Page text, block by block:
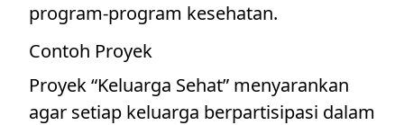
program-program kesehatan.
Contoh Proyek
Proyek “Keluarga Sehat” menyarankan
agar setiap keluarga berpartisipasi dalam